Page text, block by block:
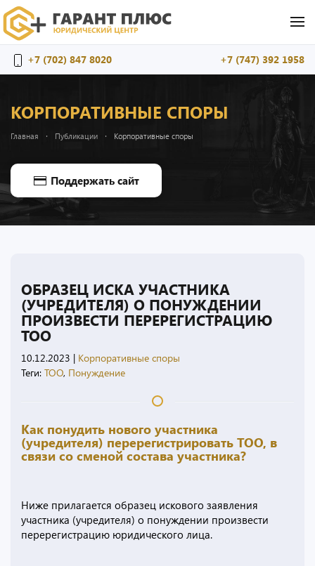
+7 (702) 847 8020 +7 (747) 392 1958
КОРПОРАТИВНЫЕ СПОРЫ
Главная Публикации Корпоративные споры
Поддержать сайт
ОБРАЗЕЦ ИСКА УЧАСТНИКА
(УЧРЕДИТЕЛЯ) О ПОНУЖДЕНИИ
ПРОИЗВЕСТИ ПЕРЕРЕГИСТРАЦИЮ
ТОО
10.12.2023 | Корпоративные споры
Теги: ТОО, Понуждение
Как понудить нового участника
(учредителя) перерегистрировать ТОО, в
связи со сменой состава участника?
Ниже прилагается образец искового заявления
участника (учредителя) о понуждении произвести
перерегистрацию юридического лица.